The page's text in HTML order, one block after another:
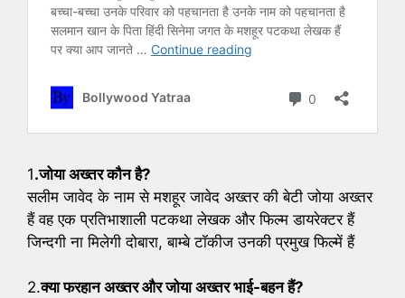
1.जोया अख्तर कौन है?
सलीम जावेद के नाम से मशहूर जावेद अख्तर की बेटी जोया अख्तर
हैं वह एक प्रतिभाशाली पटकथा लेखक और फिल्म डायरेक्टर हैं
जिन्दगी ना मिलेगी दोबारा, बाम्बे टॉकीज उनकी प्रमुख फिल्में हैं
2.क्या फरहान अख्तर और जोया अख्तर भाई-बहन हैं?